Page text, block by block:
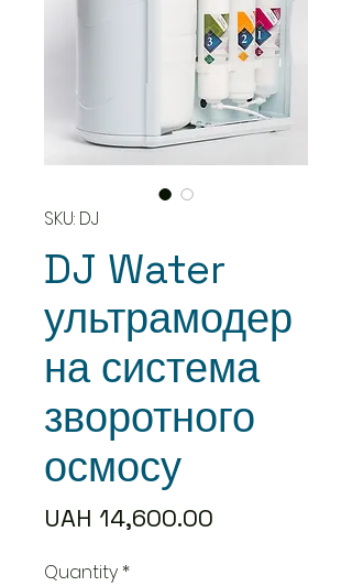
SKU: DJ
DJ Water
ультрамодер
на система
зворотного
осмосу
UAH 14,600.00
Quantity *